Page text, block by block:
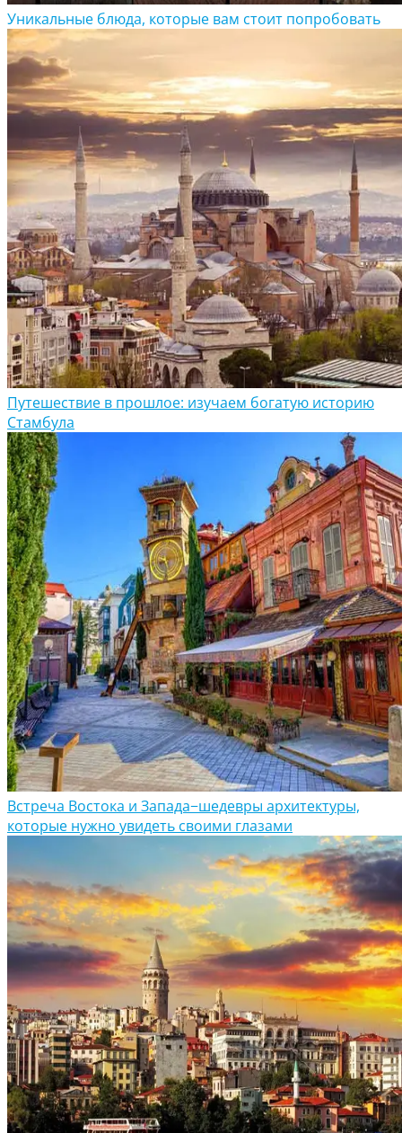
Уникальные блюда, которые вам стоит попробовать
Путешествие в прошлое: изучаем богатую историю
Стамбула
Встреча Востока и Запада−шедевры архитектуры,
которые нужно увидеть своими глазами